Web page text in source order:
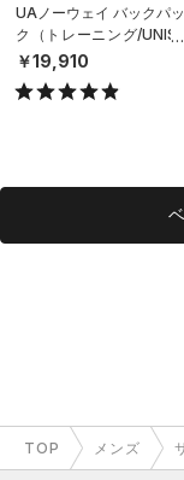
UAノーウェイ バックパッ
ク（トレーニング/UNISE
X）
￥19,910
TOP メンズ